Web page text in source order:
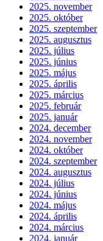
2025. november
2025. október
2025. szeptember
2025. augusztus
2025. július
2025. június
2025. május
2025. április
2025. március
2025. február
2025. január
2024. december
2024. november
2024. október
2024. szeptember
2024. augusztus
2024. július
2024. június
2024. május
2024. április
2024. március
2024. január